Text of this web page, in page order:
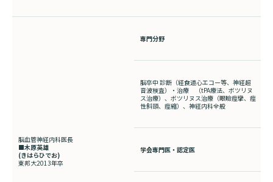
脳血管神経内科医長
■木原英雄
(きはらひでお)
東邦大2013年卒
専門分野
脳卒中 診断（経食道心エコー等、神経超
音波検査）・治療 （tPA療法、ボツリヌ
ス治療）、ボツリヌス治療（眼瞼痙攣、痙
性斜頸、痙縮）、神経内科全般
学会専門医・認定医